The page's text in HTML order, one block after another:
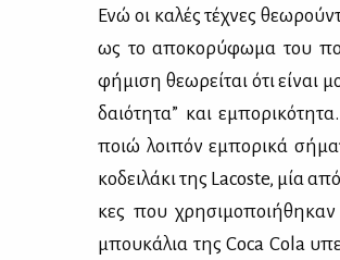
Ενώ οι κα­λές τέ­χνες
ως το απο­κο­ρύ­φω­μα του
φή­μι­ση θε­ω­ρεί­ται ότι εί­ναι
δαιό­τη­τα” και
ποιώ λοι­πόν εμπο­ρι­κά
κο­δει­λά­κι της Lacoste, μία
κες που
μπου­κά­λια της Coca Cola